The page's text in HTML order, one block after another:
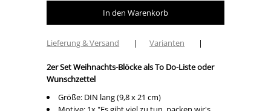
Lieferung & Versand | Varianten |
2er Set Weihnachts-Blöcke als To Do-Liste oder
Wunschzettel
Größe: DIN lang (9,8 x 21 cm)